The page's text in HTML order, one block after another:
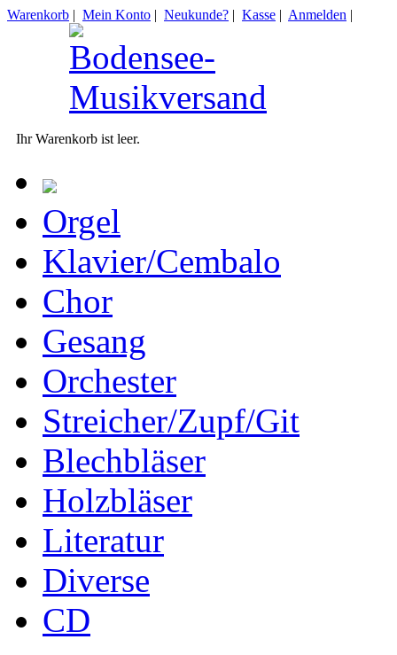
Warenkorb | Mein Konto | Neukunde? | Kasse | Anmelden |
Ihr Warenkorb ist leer.
Orgel
Klavier/Cembalo
Chor
Gesang
Orchester
Streicher/Zupf/Git
Blechbläser
Holzbläser
Literatur
Diverse
CD